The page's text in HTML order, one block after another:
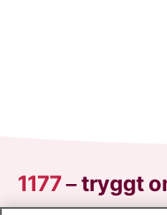
1177–tryggt